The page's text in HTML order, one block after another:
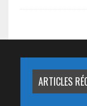
ARTICLES